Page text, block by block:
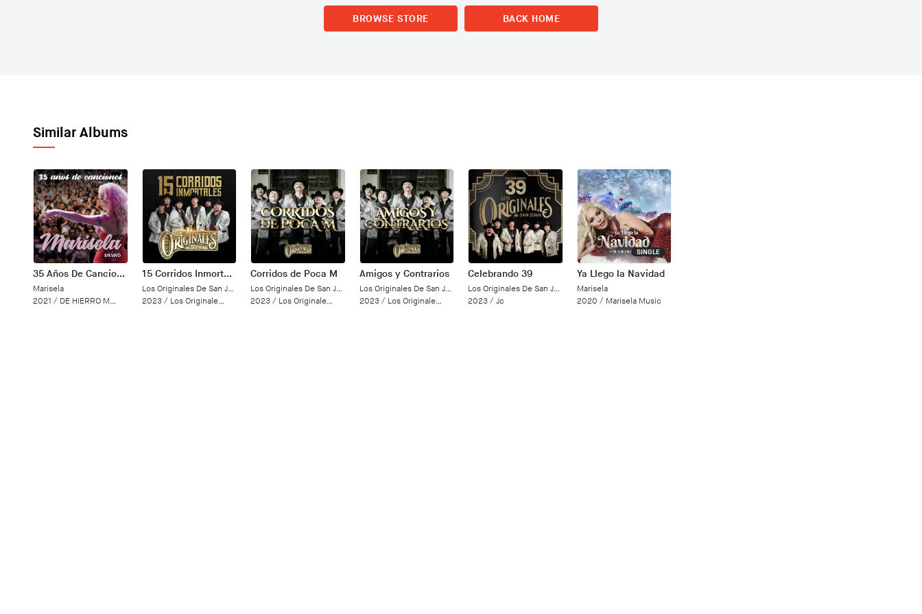
BROWSE STORE BACK HOME
Similar Albums
35 Años De Canciones (En Vivo)
Marisela
2021 / DE HIERRO MUSIC / LME
15 Corridos Inmortales
Los Originales De San Juan
2023 / Los Originales De San Juan
Corridos de Poca M
Los Originales De San Juan
2023 / Los Originales De San Juan
Amigos y Contrarios
Los Originales De San Juan
2023 / Los Originales De San Juan
Celebrando 39
Los Originales De San Juan
2023 / Jc
SINGLE
Ya Llego la Navidad
Marisela
2020 / Marisela Music